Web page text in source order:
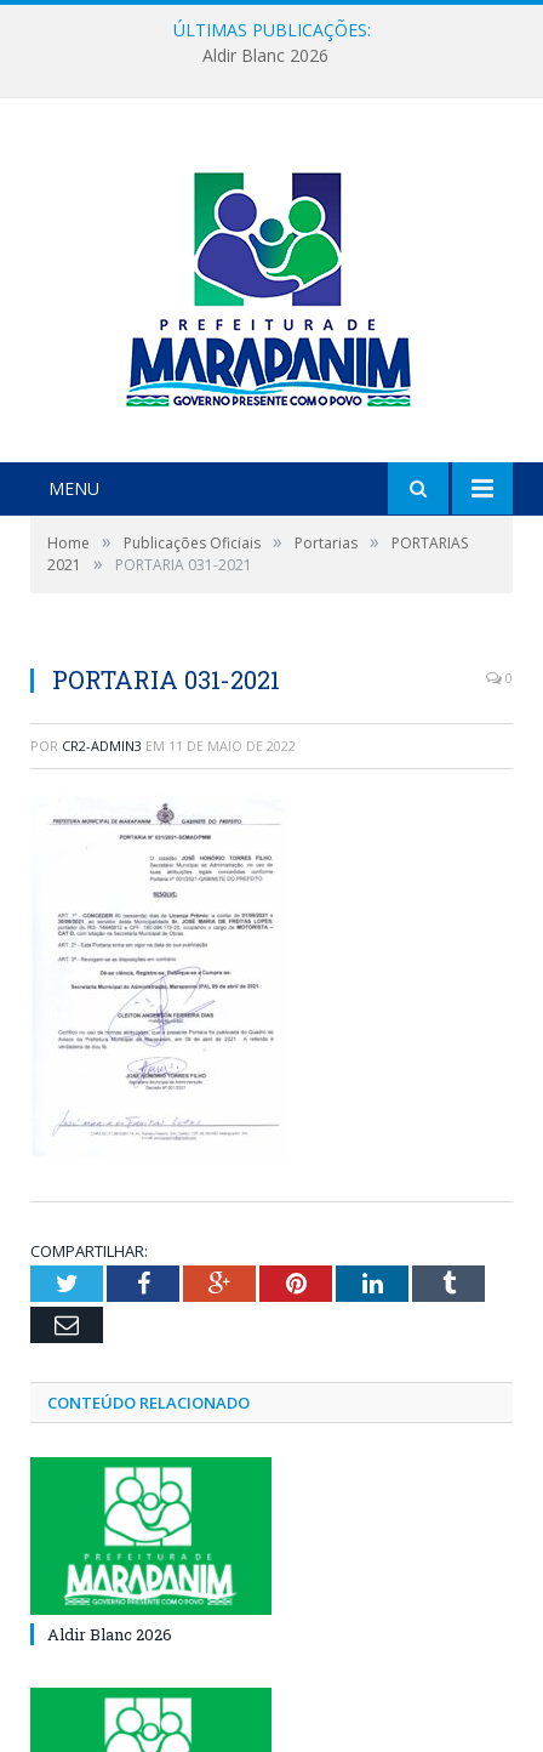
ÚLTIMAS PUBLICAÇÕES:
Aldir Blanc 2026
MENU
Home » Publicações Oficiais » Portarias »
PORTARIAS
2021
» PORTARIA 031-2021
PORTARIA 031-2021 0
POR CR2-ADMIN3 EM 11 DE MAIO DE 2022
COMPARTILHAR:
TwitterFacebookGoogle+PinterestLinkedInTumblr
Email
CONTEÚDO RELACIONADO
Aldir Blanc 2026